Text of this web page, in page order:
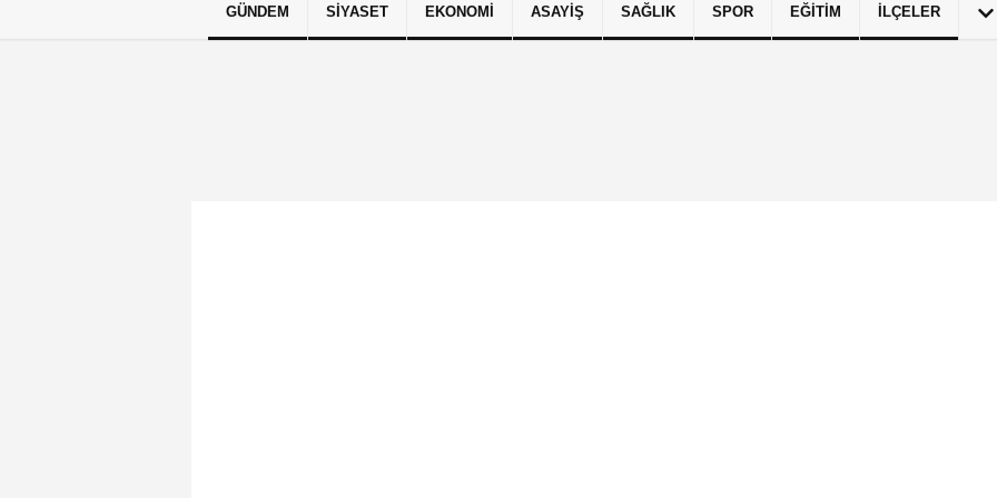
Künye İletişim Çerez Politikası Gizlilik İlkeleri
GÜNDEM SIYASET EKONOMI ASAYIŞ SAĞLIK SPOR EĞITIM İLÇELER